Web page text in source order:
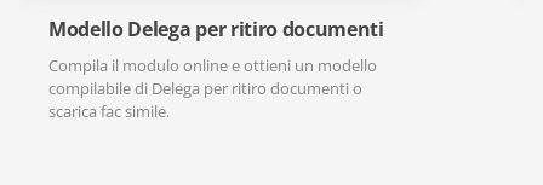
Modello Delega per ritiro documenti
Compila il modulo online e ottieni un modello
compilabile di Delega per ritiro documenti o
scarica fac simile.